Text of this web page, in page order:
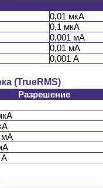
0,01 мкА
0,1 мкА
0,001 мА
0,01 мА
0,001 А
(TrueRMS)
Разрешение
мА
А